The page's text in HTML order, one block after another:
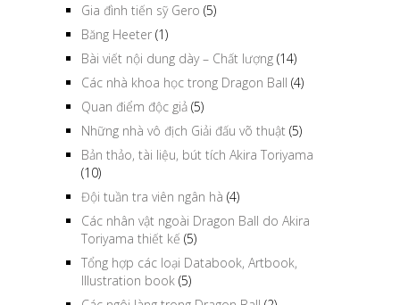
Gia đình tiến sỹ Gero (5)
Băng Heeter (1)
Bài viết nội dung dày – Chất lượng (14)
Các nhà khoa học trong Dragon Ball (4)
Quan điểm độc giả (5)
Những nhà vô địch Giải đấu võ thuật (5)
Bản thảo, tài liệu, bút tích Akira Toriyama
(10)
Đội tuần tra viên ngân hà (4)
Các nhân vật ngoài Dragon Ball do Akira
Toriyama thiết kế (5)
Tổng hợp các loại Databook, Artbook,
Illustration book (5)